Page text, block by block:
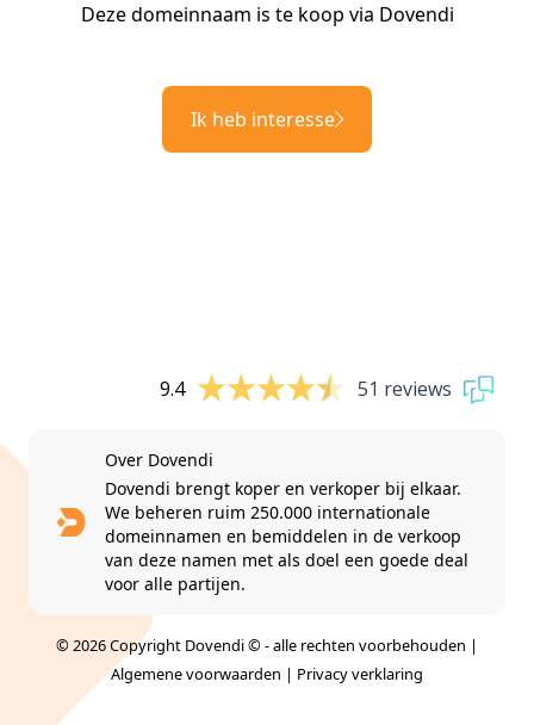
Deze domeinnaam is te koop via Dovendi
Ik heb interesse
9.4 51 reviews
Over Dovendi
Dovendi brengt koper en verkoper bij elkaar.
We beheren ruim 250.000 internationale
domeinnamen en bemiddelen in de verkoop
van deze namen met als doel een goede deal
voor alle partijen.
© 2026 Copyright Dovendi © - alle rechten voorbehouden |
Algemene voorwaarden | Privacy verklaring